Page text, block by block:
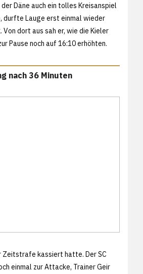
Däne auch ein tolles Kreisanspiel
durfte Lauge erst einmal wieder
Von dort aus sah er, wie die Kieler
Pause noch auf 16:10 erhöhten.
nach 36 Minuten
Zeitstrafe kassiert hatte. Der SC
einmal zur Attacke, Trainer Geir